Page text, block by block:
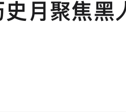
月聚焦黑